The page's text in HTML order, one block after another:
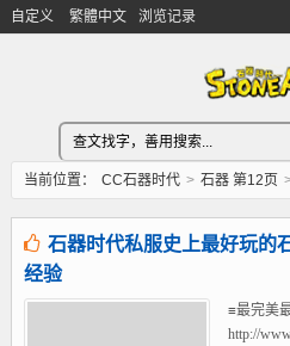
自定义 繁體中文 浏览记录
当前位置： CC石器时代 > 石器 第12页
石器时代私服史上最好玩的
经验
≡最完美
http://